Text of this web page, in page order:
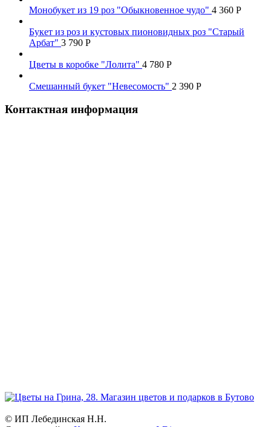
Монобукет из 19 роз "Обыкновенное чудо" 4 360 Р
Букет из роз и кустовых пионовидных роз "Старый
Арбат" 3 790 Р
Цветы в коробке "Лолита" 4 780 Р
Смешанный букет "Невесомость" 2 390 Р
Контактная информация
© ИП Лебединская Н.Н.